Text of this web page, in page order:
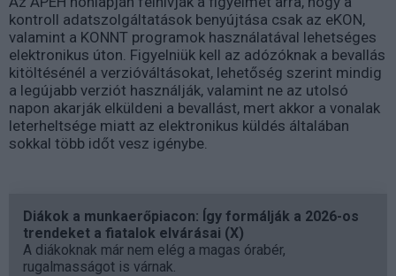
kontroll adatszolgáltatások benyújtása csak az eKON,
valamint a KONNT programok használatával lehetséges
elektronikus úton. Figyelniük kell az adózóknak a bevallás
kitöltésénél a verzióváltásokat, lehetőség szerint mindig
a legújabb verziót használják, valamint ne az utolsó
napon akarják elküldeni a bevallást, mert akkor a vonalak
leterheltsége miatt az elektronikus küldés általában
sokkal több időt vesz igénybe.
Diákok a munkaerőpiacon: Így formálják a 2026-os
trendeket a fiatalok elvárásai (X)
A diákoknak már nem elég a magas órabér,
rugalmasságot is várnak.